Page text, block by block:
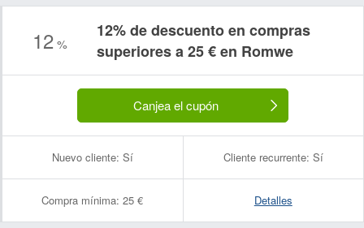
12 %
12% de descuento en compras
superiores a 25 € en Romwe
Canjea el cupón
Nuevo cliente: Sí Cliente recurrente: Sí
Compra mínima: 25 € Detalles